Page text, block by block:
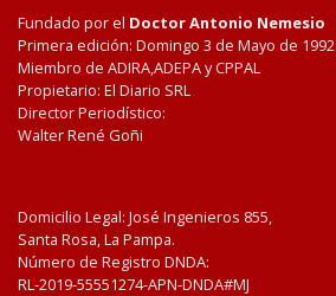
Fundado por el Doctor Antonio Nemesio
Primera edición: Domingo 3 de Mayo de 1992
Miembro de ADIRA,ADEPA y CPPAL
Propietario: El Diario SRL
Director Periodístico:
Walter René Goñi
Domicilio Legal: José Ingenieros 855,
Santa Rosa, La Pampa.
Número de Registro DNDA:
RL-2019-55551274-APN-DNDA#MJ